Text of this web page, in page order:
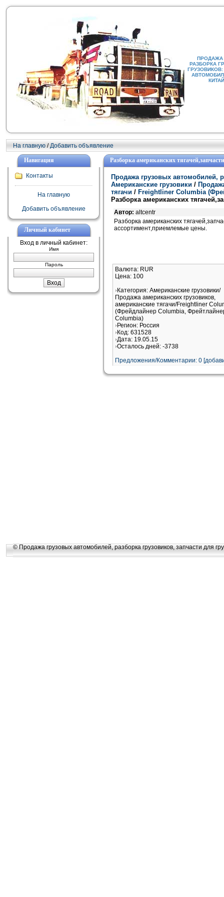
ПРОДАЖА
РАЗБОРКА
На главную /Добавить объявление
Навигация
Контакты
На главную
Добавить объявление
Личный кабинет
Вход в личный кабинет:
Имя
Пароль
Разборка американских
Продажа грузовых автомобилей,
Американские грузовики /
тягачи / Freightliner Columbia
Разборка американских
Автор: altcentr
Разборка американских
ассортимент,приемлемые цены.
Валюта: RUR
Цена: 100
Категория: Американские грузовики/
Продажа американских грузовиков,
американские тягачи/Freightliner
(Фрейдлайнер Columbia,
Columbia)
Регион: Россия
Код: 631528
Дата: 19.05.15
Осталось дней: -3738
Предложения/Комментарии: 0
© Продажа грузовых автомобилей, разборка грузовиков, запчасти для